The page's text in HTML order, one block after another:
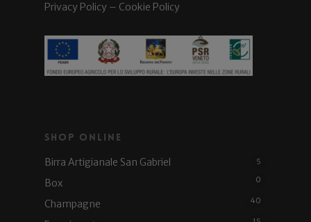
Privacy Policy – Cookie Policy
Shop Online
Birra Artigianale San Gabriel
5
Box 0
Champagne 40